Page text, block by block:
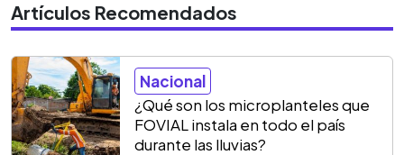
Artículos Recomendados
Nacional
¿Qué son los microplanteles que
FOVIAL instala en todo el país
durante las lluvias?